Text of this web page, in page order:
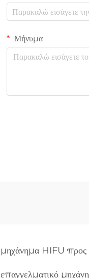
Μήνυμα
μηχάνημα HIFU
επαγγελματικό